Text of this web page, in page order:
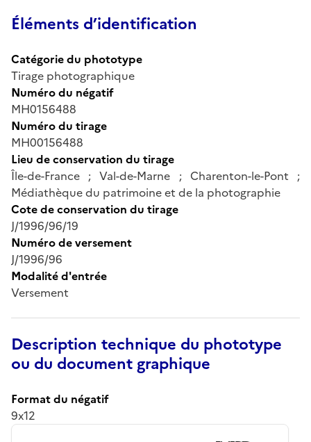
Éléments d’identification
Catégorie du phototype
Tirage photographique
Numéro du négatif
MH0156488
Numéro du tirage
MH00156488
Lieu de conservation du tirage
Île-de-France ; Val-de-Marne ; Charenton-le-Pont ;
Médiathèque du patrimoine et de la photographie
Cote de conservation du tirage
J/1996/96/19
Numéro de versement
J/1996/96
Modalité d'entrée
Versement
Description technique du phototype
ou du document graphique
Format du négatif
9x12